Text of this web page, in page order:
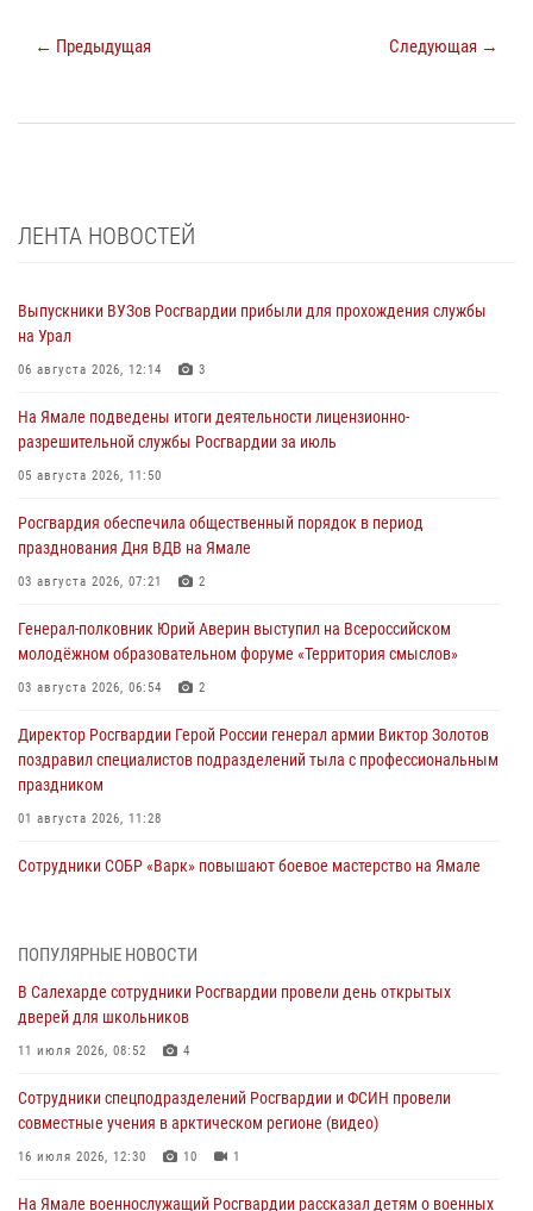
← Предыдущая Следующая →
ЛЕНТА НОВОСТЕЙ
Выпускники ВУЗов Росгвардии прибыли для прохождения службы
на Урал
06 августа 2026, 12:14 3
На Ямале подведены итоги деятельности лицензионно-
разрешительной службы Росгвардии за июль
05 августа 2026, 11:50
Росгвардия обеспечила общественный порядок в период
празднования Дня ВДВ на Ямале
03 августа 2026, 07:21 2
Генерал-полковник Юрий Аверин выступил на Всероссийском
молодёжном образовательном форуме «Территория смыслов»
03 августа 2026, 06:54 2
Директор Росгвардии Герой России генерал армии Виктор Золотов
поздравил специалистов подразделений тыла с профессиональным
праздником
01 августа 2026, 11:28
Сотрудники СОБР «Варк» повышают боевое мастерство на Ямале
Офицеры спецназа Росгвардии провели практическое занятие для
29 июля 2026, 10:42
В Уральском округе Росгвардии состоялось заседание
29 июля 2026, 10:39
Сотрудники СОБР «Варк» приняли участие в чемпионате Уральского
ПОПУЛЯРНЫЕ НОВОСТИ
В Салехарде сотрудники Росгвардии провели день открытых
дверей для школьников
11 июля 2026, 08:52 4
Сотрудники спецподразделений Росгвардии и ФСИН провели
совместные учения в арктическом регионе (видео)
16 июля 2026, 12:30 10 1
На Ямале военнослужащий Росгвардии рассказал детям о военных